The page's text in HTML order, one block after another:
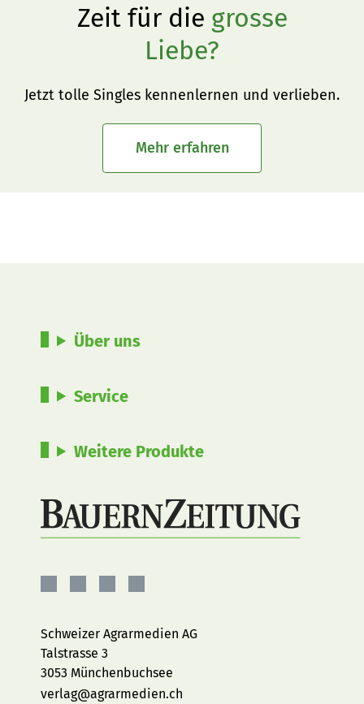
Zeit für die grosse
Liebe?
Jetzt tolle Singles kennenlernen und verlieben.
Mehr erfahren
Über uns
Service
Weitere Produkte
Facebook
Instagram
YouTubeLinkedIn
Schweizer Agrarmedien AG
Talstrasse 3
3053 Münchenbuchsee
verlag@agrarmedien.ch